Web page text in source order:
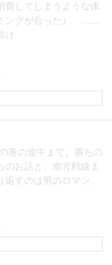
費してしまうような体
ングが合った） ……
け
巻の途中まで。勝ちの
のお話と、南方戦線ま
すのは男のロマン。